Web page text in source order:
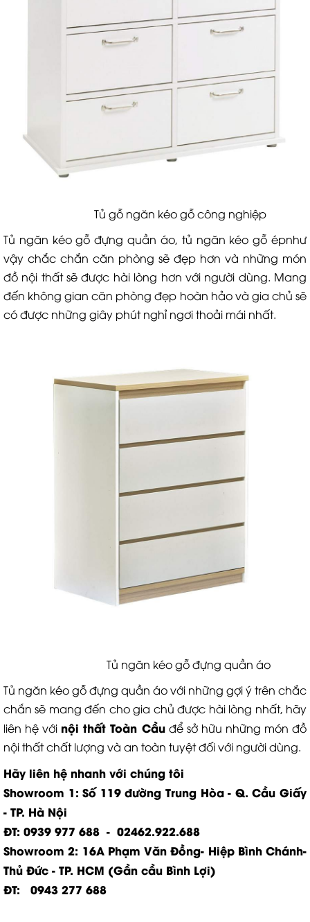
Tủ gỗ ngăn kéo gỗ công nghiệp
Tủ ngăn kéo gỗ đựng quần áo, tủ ngăn kéo gỗ épnhư
vậy chắc chắn căn phòng sẽ đẹp hơn và những món
đồ nội thất sẽ được hài lòng hơn với người dùng. Mang
đến không gian căn phòng đẹp hoàn hảo và gia chủ sẽ
có được những giây phút nghỉ ngơi thoải mái nhất.
Tủ ngăn kéo gỗ đựng quần áo
Tủ ngăn kéo gỗ đựng quần áo với những gợi ý trên chắc
chắn sẽ mang đến cho gia chủ được hài lòng nhất, hãy
liên hệ với nội thất Toàn Cầuđể sở hữu những món đồ
nội thất chất lượng và an toàn tuyệt đối với người dùng.
Hãy liên hệ nhanh với chúng tôi
Showroom 1: Số 119 đường Trung Hòa - Q. Cầu Giấy
- TP. Hà Nội
ĐT: 0939 977 688 - 02462.922.688
Showroom 2: 16A Phạm Văn Đồng- Hiệp Bình Chánh-
Thủ Đức - TP. HCM (Gần cầu Bình Lợi)
ĐT: 0943 277 688